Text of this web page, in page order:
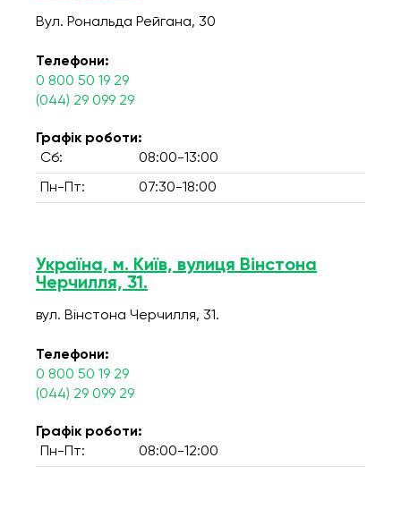
Вул. Рональда Рейгана, 30
Телефони:
0 800 50 19 29
(044) 29 099 29
Графік роботи:
Сб:
08:00-13:00
Пн-Пт: 07:30-18:00
Україна, м. Київ, вулиця Вінстона
Черчилля, 31.
вул. Вінстона Черчилля, 31.
Телефони:
0 800 50 19 29
(044) 29 099 29
Графік роботи:
Пн-Пт:
08:00-12:00